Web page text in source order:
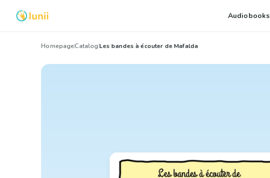
Audiobooks
HomepageCatalogLes bandes à écouter de Mafalda